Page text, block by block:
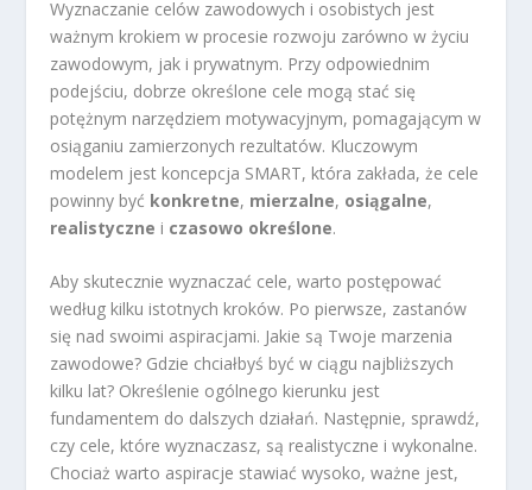
Wyznaczanie celów zawodowych i osobistych jest
ważnym krokiem w procesie rozwoju zarówno w życiu
zawodowym, jak i prywatnym. Przy odpowiednim
podejściu, dobrze określone cele mogą stać się
potężnym narzędziem motywacyjnym, pomagającym w
osiąganiu zamierzonych rezultatów. Kluczowym
modelem jest koncepcja SMART, która zakłada, że cele
powinny być konkretne, mierzalne, osiągalne,
realistyczne i czasowo określone.
Aby skutecznie wyznaczać cele, warto postępować
według kilku istotnych kroków. Po pierwsze, zastanów
się nad swoimi aspiracjami. Jakie są Twoje marzenia
zawodowe? Gdzie chciałbyś być w ciągu najbliższych
kilku lat? Określenie ogólnego kierunku jest
fundamentem do dalszych działań. Następnie, sprawdź,
czy cele, które wyznaczasz, są realistyczne i wykonalne.
Chociaż warto aspiracje stawiać wysoko, ważne jest,